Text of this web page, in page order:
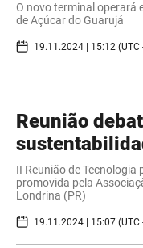
O novo terminal operará
de Açúcar do Guarujá
19.11.2024 | 15:12 (UTC
Reunião
II Reunião de Tecnologia
promovida pela
Londrina (PR)
19.11.2024 | 15:07 (UTC